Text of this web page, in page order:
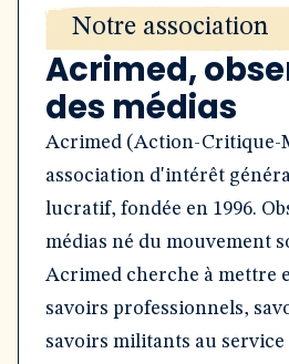
Notre association
Acrimed,
des médias
Acrimed (Action-Critique-
association d'intérêt
lucratif, fondée en 1996.
médias né du mouvement
Acrimed cherche à mettre
savoirs professionnels,
savoirs militants au